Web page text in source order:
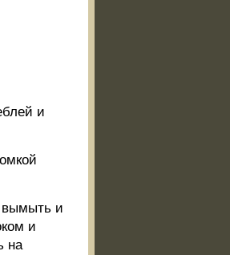
и
вымыть и
и
на